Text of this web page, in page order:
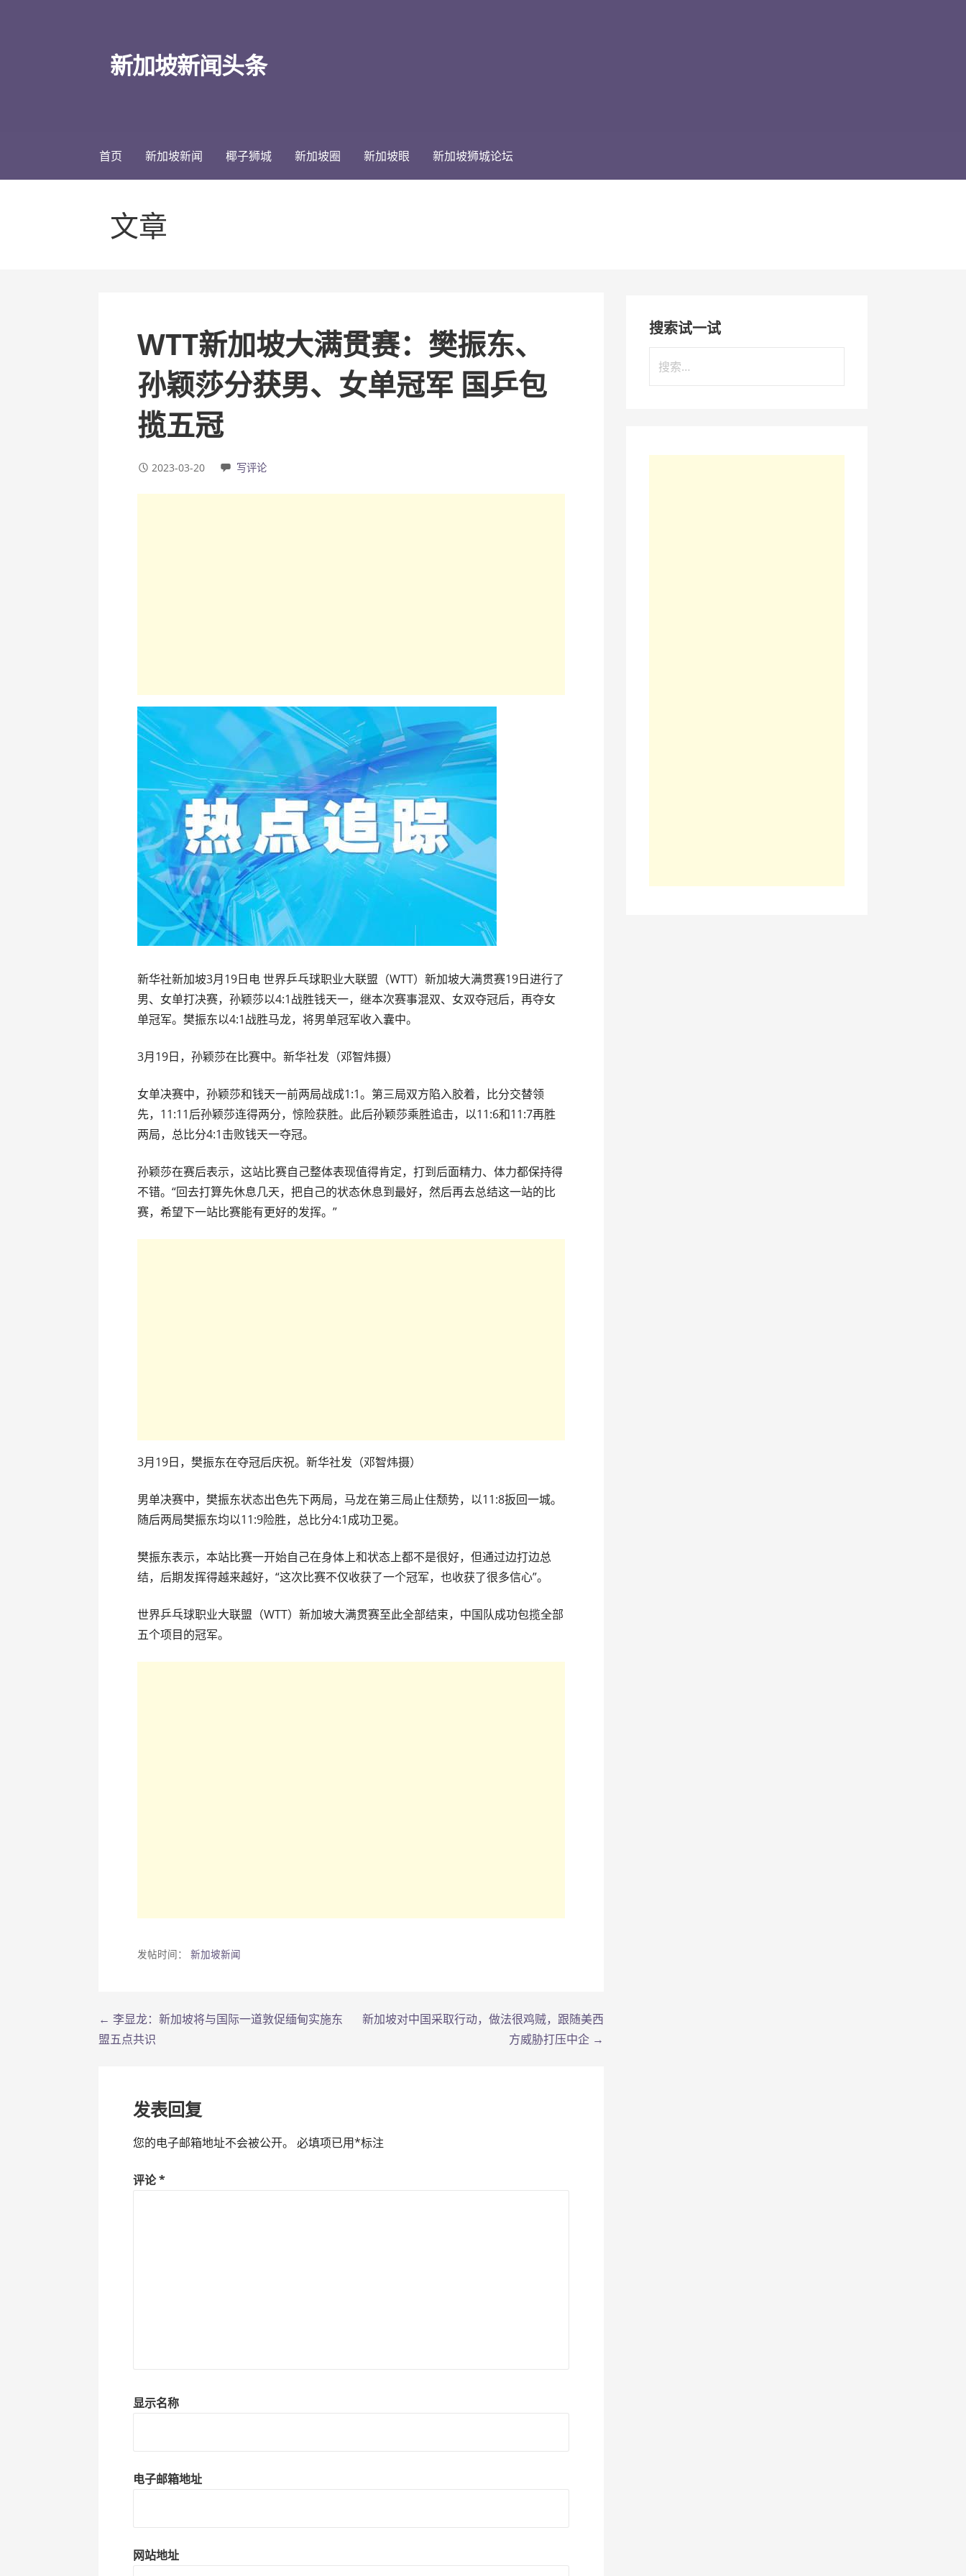
新加坡新闻头条
首页 新加坡新闻 椰子狮城 新加坡圈 新加坡眼 新加坡狮城论坛
文章
WTT新加坡大满贯赛：樊振东、
孙颖莎分获男、女单冠军 国乒包
揽五冠
2023-03-20 写评论
新华社新加坡3月19日电 世界乒乓球职业大联盟（WTT）新加坡大满贯赛19日进行了
男、女单打决赛，孙颖莎以4:1战胜钱天一，继本次赛事混双、女双夺冠后，再夺女
单冠军。樊振东以4:1战胜马龙，将男单冠军收入囊中。
3月19日，孙颖莎在比赛中。新华社发（邓智炜摄）
女单决赛中，孙颖莎和钱天一前两局战成1:1。第三局双方陷入胶着，比分交替领
先，11:11后孙颖莎连得两分，惊险获胜。此后孙颖莎乘胜追击，以11:6和11:7再胜
两局，总比分4:1击败钱天一夺冠。
孙颖莎在赛后表示，这站比赛自己整体表现值得肯定，打到后面精力、体力都保持得
不错。“回去打算先休息几天，把自己的状态休息到最好，然后再去总结这一站的比
赛，希望下一站比赛能有更好的发挥。”
3月19日，樊振东在夺冠后庆祝。新华社发（邓智炜摄）
男单决赛中，樊振东状态出色先下两局，马龙在第三局止住颓势，以11:8扳回一城。
随后两局樊振东均以11:9险胜，总比分4:1成功卫冕。
樊振东表示，本站比赛一开始自己在身体上和状态上都不是很好，但通过边打边总
结，后期发挥得越来越好，“这次比赛不仅收获了一个冠军，也收获了很多信心”。
世界乒乓球职业大联盟（WTT）新加坡大满贯赛至此全部结束，中国队成功包揽全部
五个项目的冠军。
发帖时间：新加坡新闻
文
← 李显龙：新加坡将与国际一道敦促缅甸实施东
盟五点共识
新加坡对中国采取行动，做法很鸡贼，跟随美西
方威胁打压中企 →
发表回复
您的电子邮箱地址不会被公开。 必填项已用*标注
评论*
显示名称
电子邮箱地址
网站地址
搜索试一试
索